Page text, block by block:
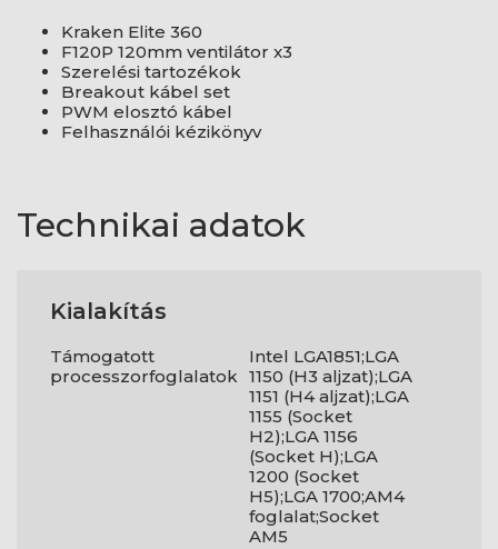
Kraken Elite 360
F120P 120mm ventilátor x3
Szerelési tartozékok
Breakout kábel set
PWM elosztó kábel
Felhasználói kézikönyv
Technikai adatok
Kialakítás
Támogatott
processzorfoglalatok
Intel LGA1851;LGA
1150 (H3 aljzat);LGA
1151 (H4 aljzat);LGA
1155 (Socket
H2);LGA 1156
(Socket H);LGA
1200 (Socket
H5);LGA 1700;AM4
foglalat;Socket
AM5